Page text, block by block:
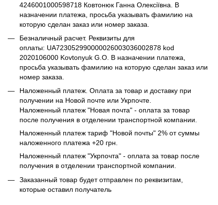
4246001000598718 Ковтонюк Ганна Олексіївна. В
назначении платежа, просьба указывать фамилию на
которую сделан заказ или номер заказа.
Безналичный расчет. Реквизиты для
оплаты: UA723052990000026003036002878 kod
2020106000 Kovtonyuk G.O. В назначении платежа,
просьба указывать фамилию на которую сделан заказ или
номер заказа.
Наложенный платеж. Оплата за товар и доставку при
получении на Новой почте или Укрпочте.
Наложенный платеж "Новая почта" - оплата за товар
после получения в отделении транспортной компании.
Наложенный платеж тариф "Новой почты" 2% от суммы
наложенного платежа +20 грн.
Наложенный платеж "Укрпочта" - оплата за товар после
получения в отделении транспортной компании.
Заказанный товар будет отправлен по реквизитам,
которые оставил получатель